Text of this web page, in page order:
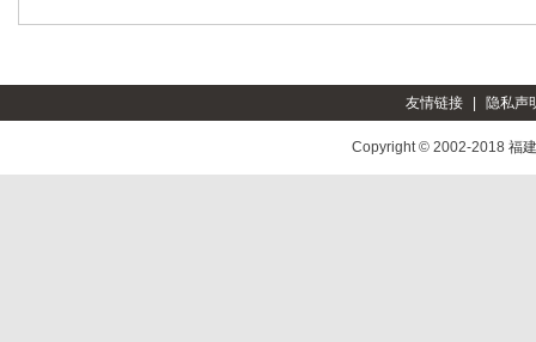
友情链接 隐私声
Copyright © 2002-2018福